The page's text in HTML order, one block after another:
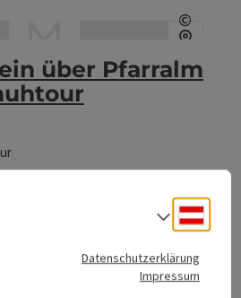
©
: Heiligenstein über Pfarralm
über Pfarralm
Datenschutzerklärung
Impressum